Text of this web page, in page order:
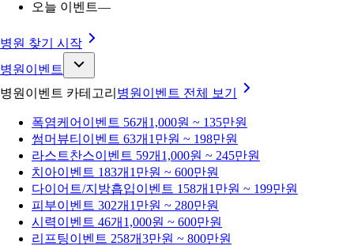
오늘 이벤트—
병원 찾기 시작
병원이벤트
병원이벤트 카테고리 병원이벤트 전체 보기
폭염케어 이벤트 56개 1,000원 ~ 135만원
썸머뷰티 이벤트 63개 1만원 ~ 198만원
라스트찬스이벤트 59개 1,000원 ~ 245만원
치아이벤트 183개 1만원 ~ 600만원
다이어트/지방흡입이벤트 158개 1만원 ~ 199만원
피부이벤트 302개 1만원 ~ 280만원
시력이벤트 46개 1,000원 ~ 600만원
리프팅이벤트 258개3만원 ~ 800만원